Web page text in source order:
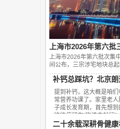
上海市2026年第六
上海市2026年第六批次集
间公布，‌三宗涉宅地块总
补钙总踩坑？北京
提到补钙，这大概是咱们
常营养功课了。家里老
子成长发育期，首先想
往往停留在“吃进去就行”
二十余载深耕骨健